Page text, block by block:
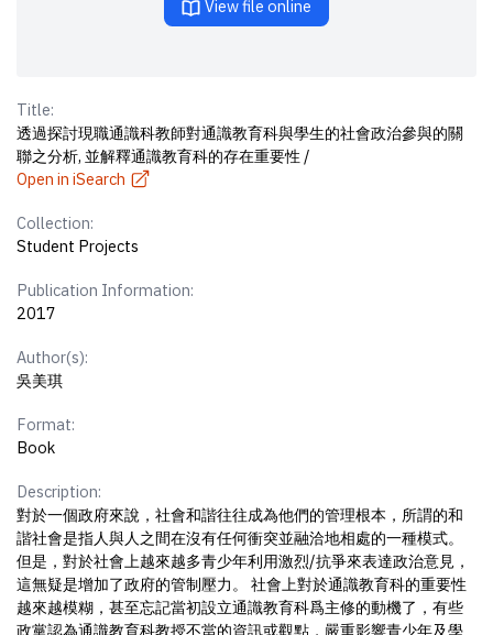
View file online
Title:
透過探討現職通識科教師對通識教育科與學生的社會政治參與的關
聯之分析, 並解釋通識教育科的存在重要性 /
Open in iSearch
Collection:
Student Projects
Publication Information:
2017
Author(s):
吳美琪
Format:
Book
Description:
對於一個政府來說，社會和諧往往成為他們的管理根本，所謂的和
諧社會是指人與人之間在沒有任何衝突並融洽地相處的一種模式。
但是，對於社會上越來越多青少年利用激烈/抗爭來表達政治意見，
這無疑是增加了政府的管制壓力。 社會上對於通識教育科的重要性
越來越模糊，甚至忘記當初設立通識教育科爲主修的動機了，有些
政黨認為通識教育科教授不當的資訊或觀點，嚴重影響青少年及學